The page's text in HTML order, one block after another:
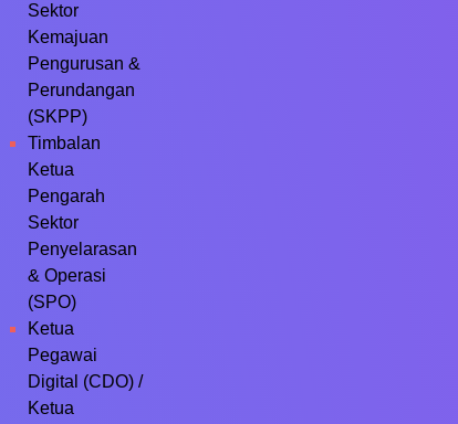
Sektor
Kemajuan
Pengurusan &
Perundangan
(SKPP)
Timbalan
Ketua
Pengarah
Sektor
Penyelarasan
& Operasi
(SPO)
Ketua
Pegawai
Digital (CDO) /
Ketua